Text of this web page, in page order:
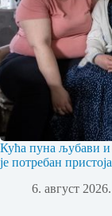
Кућа пуна љубави и
је потребан
6. август 2026.